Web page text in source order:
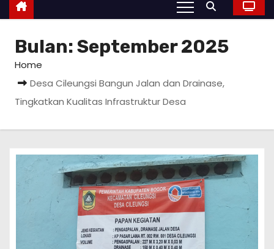
Bulan:September 2025
Home
Desa Cileungsi Bangun Jalan dan Drainase,
Tingkatkan Kualitas Infrastruktur Desa